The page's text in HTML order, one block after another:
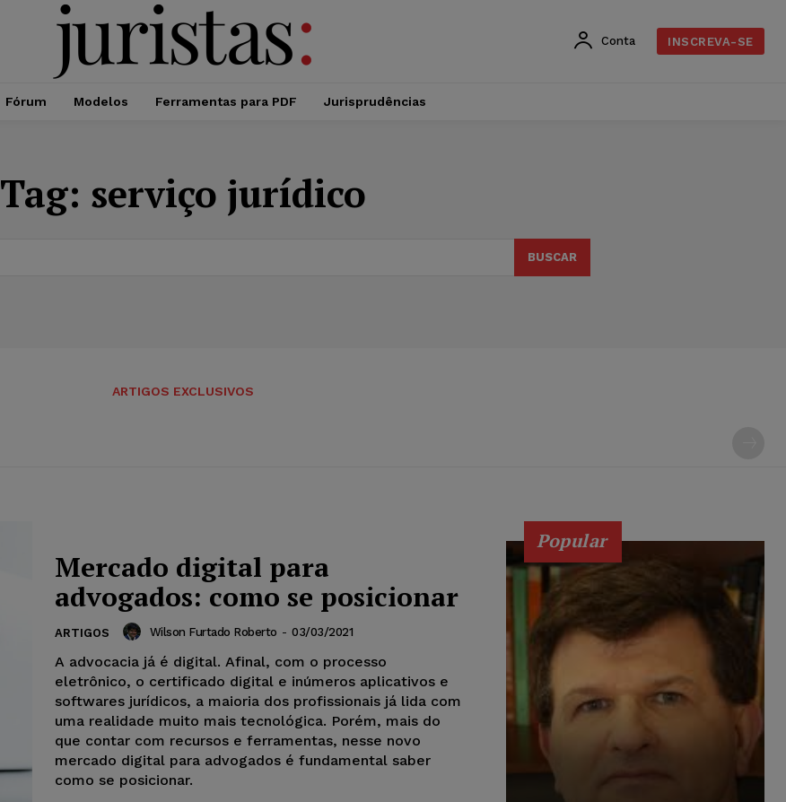
Conta INSCREVA-SE
Fórum Modelos Ferramentas para PDF Jurisprudências
Tag: serviço jurídico
BUSCAR
ARTIGOS EXCLUSIVOS
Mercado digital para
advogados: como se posicionar
ARTIGOS Wilson Furtado Roberto - 03/03/2021
A advocacia já é digital. Afinal, com o processo
eletrônico, o certificado digital e inúmeros aplicativos e
softwares jurídicos, a maioria dos profissionais já lida com
uma realidade muito mais tecnológica. Porém, mais do
que contar com recursos e ferramentas, nesse novo
mercado digital para advogados é fundamental saber
como se posicionar.
Popular